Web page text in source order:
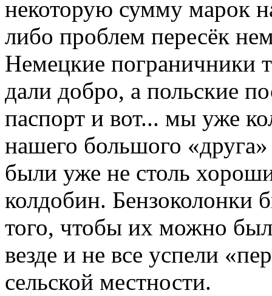
некоторую сумму марок
либо проблем пересёк
Немецкие пограничники
дали добро, а польские
паспорт и вот... мы уже
нашего большого
были уже не столь
колдобин. Бензоколонки
того, чтобы их можно
везде и не все успели
сельской местности.